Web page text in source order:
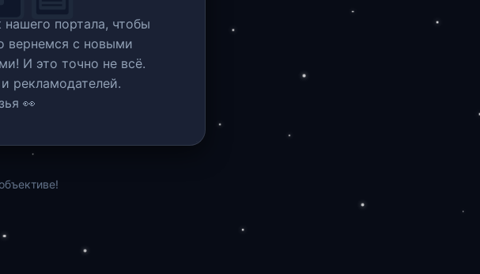
портала, чтобы
вернемся c новыми
И это точно не всё.
рекламодателей.
👀